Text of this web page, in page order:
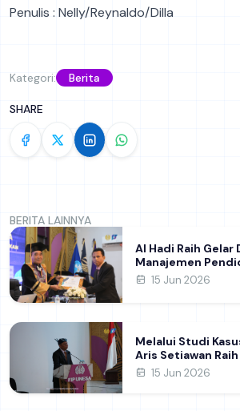
Penulis : Nelly/Reynaldo/Dilla
Kategori: Berita
SHARE
BERITA LAINNYA
Al Hadi Raih Gelar
Manajemen
melalui Riset
15 Jun 2026
Melalui Studi
Aris Setiawan
FIP UNESA Usai
15 Jun 2026